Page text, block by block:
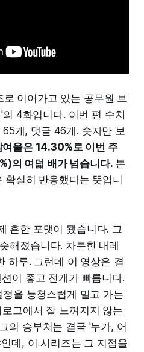
이어가고 있는 공무원 브
4화입니다. 이번 편 수치
개, 댓글 46개. 숫자만 보
여율은 14.30%로 이번 주
의 여덟 배가 넘습니다. 본
확실히 반응했다는 뜻입니
흔한 포맷이 됐습니다. 그
해졌습니다. 차분한 내레
하루. 그런데 이 영상은 결
이 좋고 전개가 빠릅니다.
을 능청스럽게 밀고 가는
그에서 잘 느껴지지 않는
의 승부처는 결국 '누가, 어
데, 이 시리즈는 그 지점을